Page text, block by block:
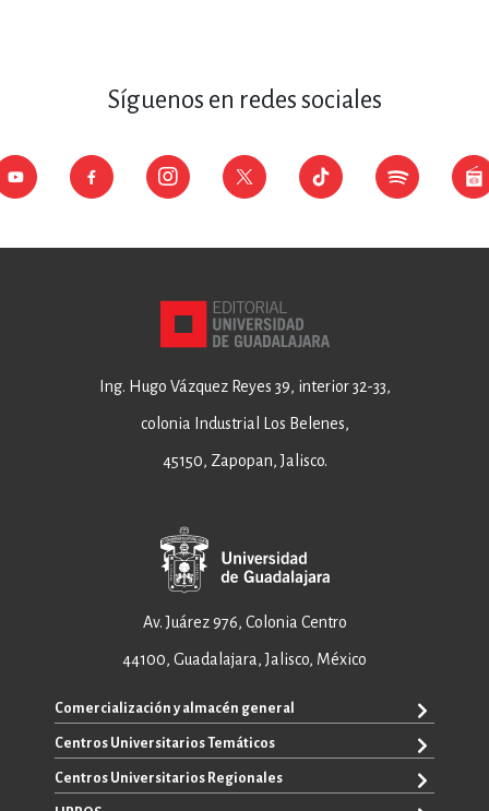
Síguenos en redes sociales
Ing. Hugo Vázquez Reyes 39, interior 32-33,
colonia Industrial Los Belenes,
45150, Zapopan, Jalisco.
Av. Juárez 976, Colonia Centro
44100, Guadalajara, Jalisco, México
Comercialización y almacén general
+52 33 3640 6326
+52 33 3640 4595
Centros Universitarios Temáticos
CUAAD
Centros Universitarios Regionales